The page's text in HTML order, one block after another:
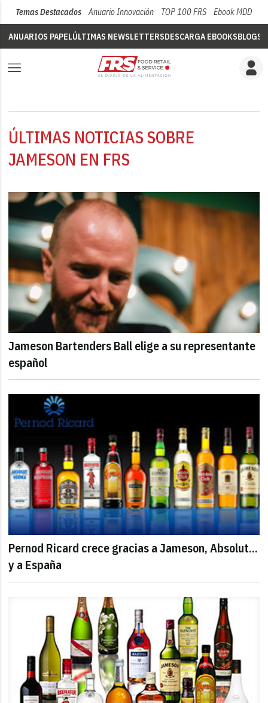
Temas Destacados Anuario Innovación TOP 100 FRS Ebook MDD
ANUARIOS PAPELÚLTIMAS NEWSLETTERSDESCARGA EBOOKSBLOGS
ÚLTIMAS NOTICIAS SOBRE
JAMESON EN FRS
Jameson Bartenders Ball elige a su representante
español
Pernod Ricard crece gracias a Jameson, Absolut...
y a España